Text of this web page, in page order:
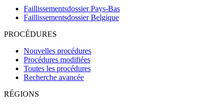
Faillissementsdossier Pays-Bas
Faillissementsdossier Belgique
PROCÉDURES
Nouvelles procédures
Procédures modifiées
Toutes les procédures
Recherche avancée
RÉGIONS